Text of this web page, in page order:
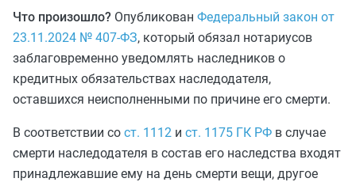
Что произошло? Опубликован Федеральный закон от
23.11.2024 № 407-ФЗ, который обязал нотариусов
заблаговременно уведомлять наследников о
кредитных обязательствах наследодателя,
оставшихся неисполненными по причине его смерти.
В соответствии со ст. 1112 и ст. 1175 ГК РФ в случае
смерти наследодателя в состав его наследства входят
принадлежавшие ему на день смерти вещи, другое